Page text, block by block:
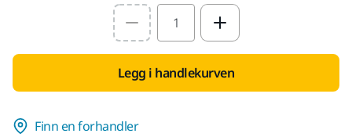
Select quantity value
Legg i handlekurven
Finn en forhandler